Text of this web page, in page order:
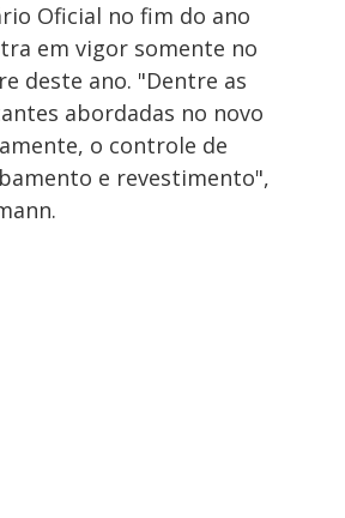
Oficial no fim do ano
em vigor somente no
deste ano. "Dentre as
abordadas no novo
o controle de
e revestimento",